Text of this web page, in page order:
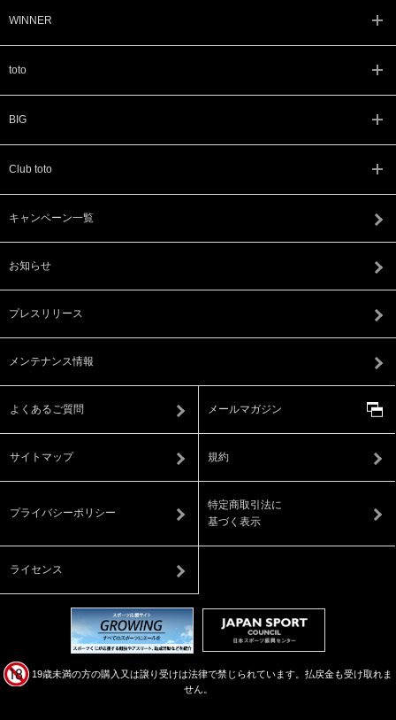
WINNER
toto
BIG
Club toto
キャンペーン一覧
お知らせ
プレスリリース
メンテナンス情報
よくあるご質問 メールマガジン
サイトマップ 規約
プライバシーポリシー
特定商取引法に
基づく表示
ライセンス
19歳未満の方の購入又は譲り受けは法律で禁じられています。払戻金も受け取れま
せん。